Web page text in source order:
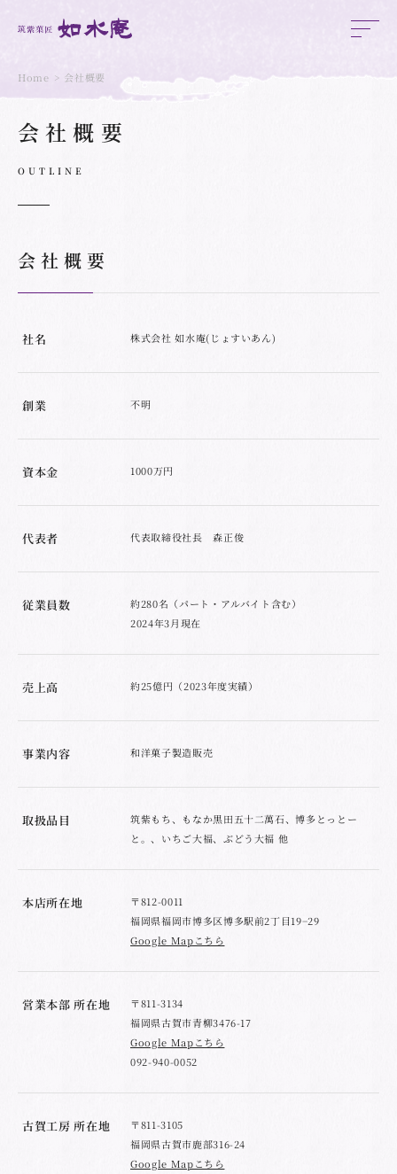
Home 会社概要
会社概要
OUTLINE
会社概要
社名 株式会社 如水庵(じょすいあん)
創業 不明
資本金 1000万円
代表者 代表取締役社長 森正俊
従業員数
約280名（パート・アルバイト含む）
2024年3月現在
売上高 約25億円（2023年度実績）
事業内容 和洋菓子製造販売
取扱品目
筑紫もち、もなか黒田五十二萬石、博多とっとー
と。、いちご大福、ぶどう大福 他
本店所在地
〒812-0011
福岡県福岡市博多区博多駅前2丁目19−29
Google Mapこちら
営業本部 所在地
〒811-3134
福岡県古賀市青柳3476-17
Google Mapこちら
092-940-0052
古賀工房 所在地
〒811-3105
福岡県古賀市鹿部316-24
Google Mapこちら